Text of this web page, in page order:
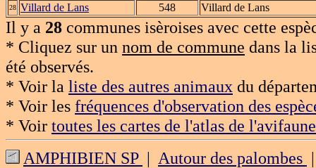
28 Villard de Lans 548 Villard de Lans
Il y a 28 communes isèroises avec cette
* Cliquez sur un nom de commune dans la
été observés.
* Voir la liste des autres animaux du
* Voir les fréquences d'observation des
* Voir toutes les cartes de l'atlas de l'avifaune
AMPHIBIEN SP | Autour des palombes